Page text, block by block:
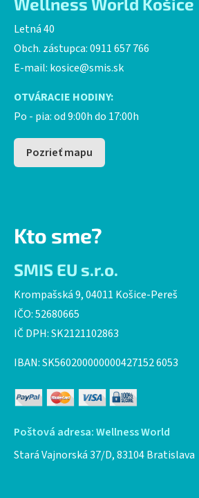
Letná 40
Obch. zástupca: 0911 657 766
E-mail: kosice@smis.sk
OTVÁRACIE HODINY:
Po - pia: od 9:00h do 17:00h
Pozrieť mapu
Kto sme?
SMIS EU s.r.o.
Krompašská 9, 04011 Košice-Pereš
IČO: 52680665
IČ DPH: SK2121102863
IBAN: SK560200000000427152 6053
Poštová adresa: Wellness World
Stará Vajnorská 37/D, 83104 Bratislava